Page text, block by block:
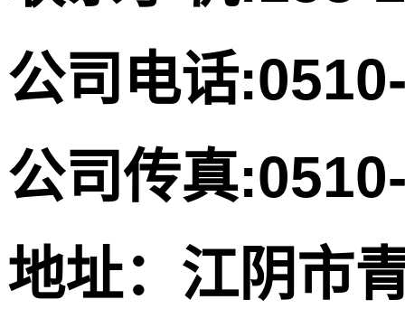
公司电话
公司传真
地址：江阴市